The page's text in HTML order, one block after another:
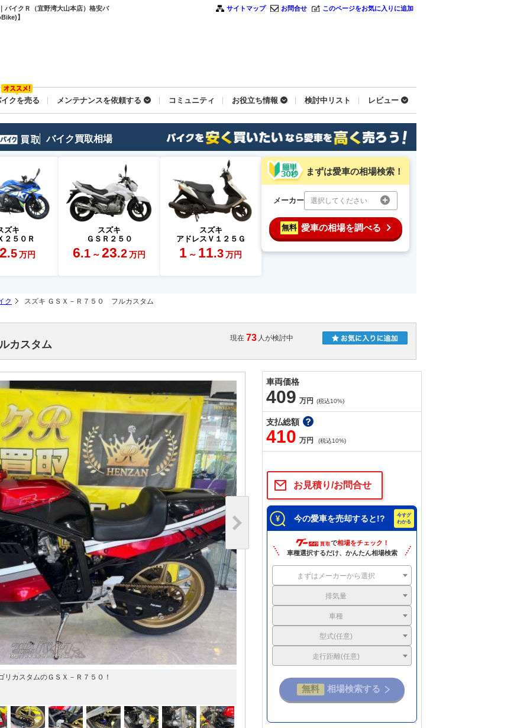
イクＲ（宜野湾大山本店）格安バ
】
サイトマップ お問合せ このページをお気に入りに追加
クを売る メンテナンスを依頼する コミュニティ お役立ち情報 検討中リスト レビュー
バイク買取相場
ズキ
２５０Ｒ
.5 万円
スズキ
ＧＳＲ２５０
6.1 ～ 23.2 万円
スズキ
アドレスＶ１２５Ｇ
1 ～ 11.3 万円
まずは愛車の相場検索！
メーカー 選択してください
無料 愛車の相場を調べる
ク スズキ ＧＳＸ－Ｒ７５０ フルカスタム
現在 73 人が検討中
カスタム
リカスタムのＧＳＸ－Ｒ７５０！
車両価格
409 万円 (税込10%)
支払総額
410 万円 (税込10%)
お見積り/お問合せ
今の愛車を売却すると!?
で相場をチェック！
車種選択するだけ、かんたん相場検索
まずはメーカーから選択
排気量
車種
型式(任意)
走行距離(任意)